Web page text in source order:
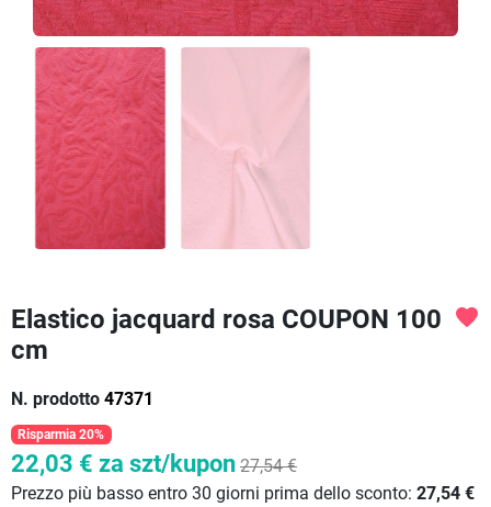
Elastico jacquard rosa COUPON 100
cm
N. prodotto 47371
favorite
Risparmia 20%
22,03 € za szt/kupon 27,54 €
Prezzo più basso entro 30 giorni prima dello sconto: 27,54 €